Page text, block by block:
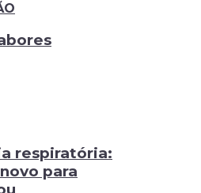
respiratória:
para